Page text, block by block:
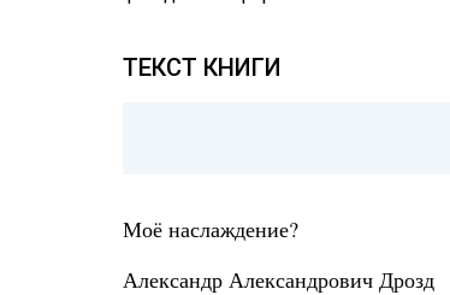
ТЕКСТ КНИГИ
Моё наслаждение?
Александр Александрович Дрозд